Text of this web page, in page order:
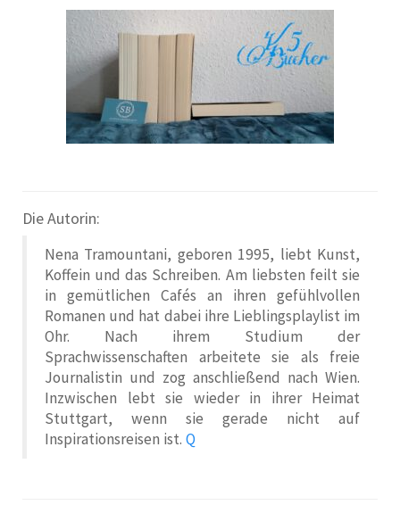
Die Autorin:
Nena Tramountani, geboren 1995, liebt Kunst,
Koffein und das Schreiben. Am liebsten feilt sie
in gemütlichen Cafés an ihren gefühlvollen
Romanen und hat dabei ihre Lieblingsplaylist im
Ohr. Nach ihrem Studium der
Sprachwissenschaften arbeitete sie als freie
Journalistin und zog anschließend nach Wien.
Inzwischen lebt sie wieder in ihrer Heimat
Stuttgart, wenn sie gerade nicht auf
Inspirationsreisen ist. Q